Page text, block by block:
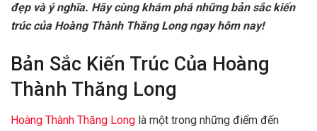
đẹp và ý nghĩa. Hãy cùng khám phá những bản sắc kiến
trúc của Hoàng Thành Thăng Long ngay hôm nay!
Bản Sắc Kiến Trúc Của Hoàng
Thành Thăng Long
Hoàng Thành Thăng Long là một trong những điểm đến